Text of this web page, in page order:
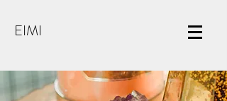
EIMI